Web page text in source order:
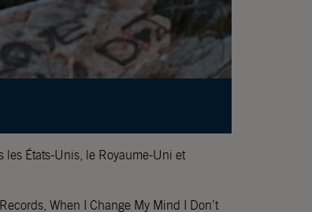
les États-Unis, le Royaume-Uni et
When I Change My Mind I Don’t